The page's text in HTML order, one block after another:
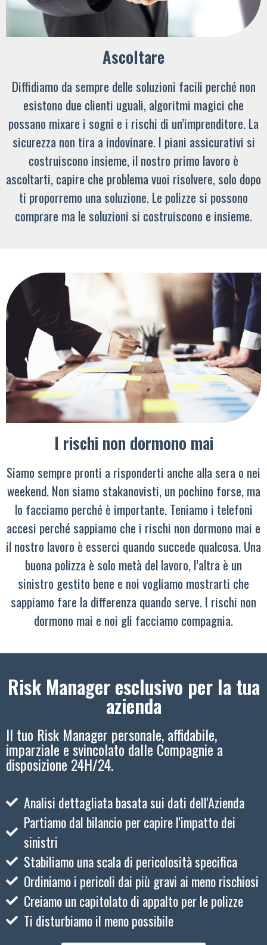
Ascoltare
Diffidiamo da sempre delle soluzioni facili perché non
esistono due clienti uguali, algoritmi magici che
possano mixare i sogni e i rischi di un’imprenditore. La
sicurezza non tira a indovinare. I piani assicurativi si
costruiscono insieme, il nostro primo lavoro è
ascoltarti, capire che problema vuoi risolvere, solo dopo
ti proporremo una soluzione. Le polizze si possono
comprare ma le soluzioni si costruiscono e insieme.
I rischi non dormono mai
Siamo sempre pronti a risponderti anche alla sera o nei
weekend. Non siamo stakanovisti, un pochino forse, ma
lo facciamo perché è importante. Teniamo i telefoni
accesi perché sappiamo che i rischi non dormono mai e
il nostro lavoro è esserci quando succede qualcosa. Una
buona polizza è solo metà del lavoro, l’altra è un
sinistro gestito bene e noi vogliamo mostrarti che
sappiamo fare la differenza quando serve. I rischi non
dormono mai e noi gli facciamo compagnia.
Risk Manager esclusivo per la tua
azienda
Il tuo Risk Manager personale, affidabile,
imparziale e svincolato dalle Compagnie a
disposizione 24H/24.
Analisi dettagliata basata sui dati dell'Azienda
Partiamo dal bilancio per capire l'impatto dei
sinistri
Stabiliamo una scala di pericolosità specifica
Ordiniamo i pericoli dai più gravi ai meno rischiosi
Creiamo un capitolato di appalto per le polizze
Ti disturbiamo il meno possibile